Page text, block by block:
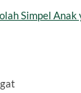
Simpel